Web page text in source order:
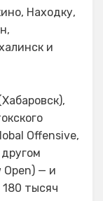
Находку,
и
Offensive,
Open) — и
тысяч